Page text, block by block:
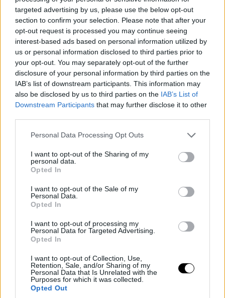
targeted advertising by us, please use the below opt-out
section to confirm your selection. Please note that after your
opt-out request is processed you may continue seeing
interest-based ads based on personal information utilized by
us or personal information disclosed to third parties prior to
your opt-out. You may separately opt-out of the further
disclosure of your personal information by third parties on the
IAB’s list of downstream participants. This information may
also be disclosed by us to third parties on the IAB’s List of
Downstream Participants that may further disclose it to other
Please note that this website/app uses one or more Google
not limited to your visit or usage behaviour. You may click to
grant or deny consent to Google and its third-party tags to
use your data for below specified purposes in below Google
consent section.
Personal Data Processing Opt Outs
I want to opt-out of the Sharing of my
personal data.
Opted In
I want to opt-out of the Sale of my
Personal Data.
Opted In
I want to opt-out of processing my
Personal Data for Targeted Advertising.
Opted In
I want to opt-out of Collection, Use,
Retention, Sale, and/or Sharing of my
Personal Data that Is Unrelated with the
Purposes for which it was collected.
Opted Out
Με τόσο περιορισμένη παραγωγή, ελάχιστα χιλιόμετρα
ενδιαφέρον στη δημοπρασία. Πρόκειται για ένα από
τα πιο ιδιαίτερα παραδείγματα του μοντέλου, με
εμφάνιση που δύσκολα θα περάσει απαρατήρητη.
Με πληροφορίες από Carscoops
Διαβάστε Επίσης
Κάναμε λάθος Max
(video)